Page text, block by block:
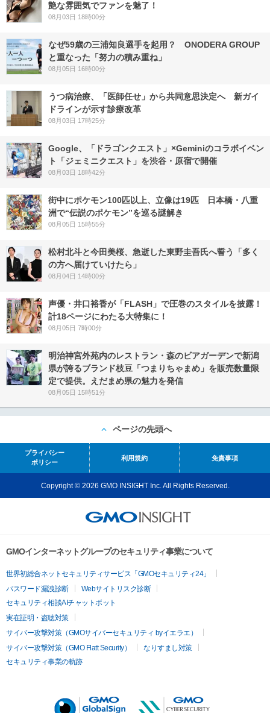
艶な雰囲気でファンを魅了！
08月03日 18時00分
なぜ59歳の三浦知良選手を起用？ ONODERA GROUP
と重なった「努力の積み重ね」
08月05日 16時00分
うつ病治療、「医師任せ」から共同意思決定へ 新ガイ
ドラインが示す診療改革
08月03日 17時25分
Google、「ドラゴンクエスト」×Geminiのコラボイベン
ト「ジェミニクエスト」を渋谷・原宿で開催
08月03日 18時42分
街中にポケモン100匹以上、立像は19匹 日本橋・八重
洲で“伝説のポケモン”を巡る謎解き
08月05日 15時55分
松村北斗と今田美桜、急逝した東野圭吾氏へ誓う「多く
の方へ届けていけたら」
08月04日 14時00分
声優・井口裕香が「FLASH」で圧巻のスタイルを披露！
計18ページにわたる大特集に！
08月05日 7時00分
明治神宮外苑内のレストラン・森のビアガーデンで新潟
県が誇るブランド枝豆「つまりちゃまめ」を販売数量限
定で提供。えだまめ県の魅力を発信
08月05日 15時51分
ページの先頭へ
プライバシー
ポリシー
利用規約 免責事項
Copyright © 2026 GMO INSIGHT Inc. All Rights Reserved.
GMOインターネットグループのセキュリティ事業について
世界初総合ネットセキュリティサービス「GMOセキュリティ24」
パスワード漏洩診断
Webサイトリスク診断
セキュリティ相談AIチャットボット
実在証明・盗聴対策
サイバー攻撃対策（GMOサイバーセキュリティ byイエラエ）
サイバー攻撃対策（GMO Flatt Security）
なりすまし対策
セキュリティ事業の軌跡